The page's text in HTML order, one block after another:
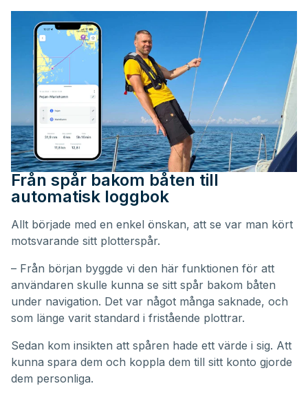
Från spår bakom båten till
automatisk loggbok
Allt började med en enkel önskan, att se var man kört
motsvarande sitt plotterspår.
– Från början byggde vi den här funktionen för att
användaren skulle kunna se sitt spår bakom båten
under navigation. Det var något många saknade, och
som länge varit standard i fristående plottrar.
Sedan kom insikten att spåren hade ett värde i sig. Att
kunna spara dem och koppla dem till sitt konto gjorde
dem personliga.